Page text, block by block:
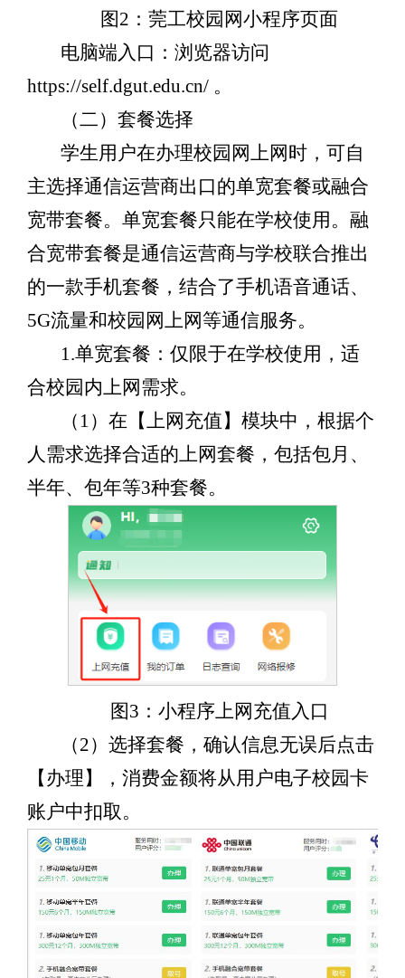
图2：莞工校园网小程序页面
电脑端入口：浏览器访问
https://self.dgut.edu.cn/ 。
（二）套餐选择
学生用户在办理校园网上网时，可自
主选择通信运营商出口的单宽套餐或融合
宽带套餐。单宽套餐只能在学校使用。融
合宽带套餐是通信运营商与学校联合推出
的一款手机套餐，结合了手机语音通话、
5G流量和校园网上网等通信服务。
1.单宽套餐 ：仅限于在学校使用，适
合校园内上网需求。
（1）在【上网充值】模块中，根据个
人需求选择合适的上网套餐，包括包月、
半年、包年等3种套餐。
图3：小程序上网充值入口
（2）选择套餐，确认信息无误后点击
【办理】，消费金额将从用户电子校园卡
账户中扣取。